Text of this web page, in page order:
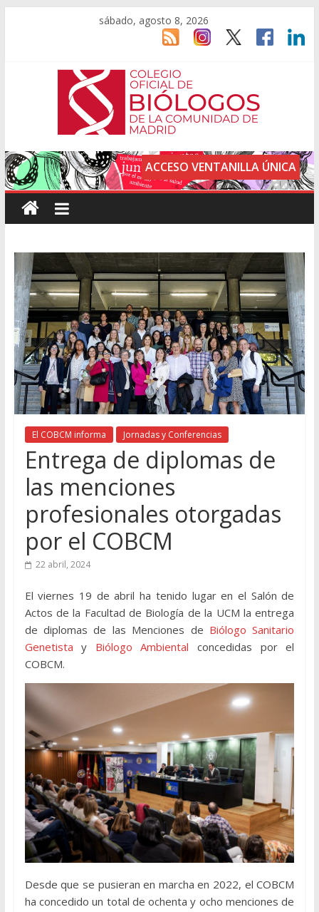
sábado, agosto 8, 2026
ACCESO VENTANILLA ÚNICA
El COBCM informa Jornadas y Conferencias
Entrega de diplomas de
las menciones
profesionales otorgadas
por el COBCM
22 abril, 2024
El viernes 19 de abril ha tenido lugar en el Salón de
Actos de la Facultad de Biología de la UCM la entrega
de diplomas de las Menciones de Biólogo Sanitario
Genetista y Biólogo Ambiental concedidas por el
COBCM.
Desde que se pusieran en marcha en 2022, el COBCM
ha concedido un total de ochenta y ocho menciones de